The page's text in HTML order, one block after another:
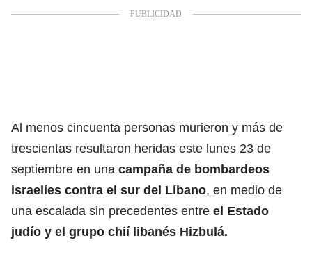
Al menos cincuenta personas murieron y más de
trescientas resultaron heridas este lunes 23 de
septiembre en una campaña de bombardeos
israelíes contra el sur del Líbano, en medio de
una escalada sin precedentes entre el Estado
judío y el grupo chií libanés Hizbulá.